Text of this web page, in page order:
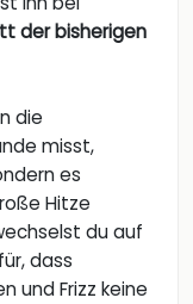
der bisherigen
die
misst,
es
Hitze
du auf
dass
und Frizz keine